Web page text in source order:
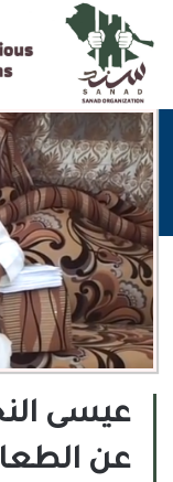
عيسى
عن